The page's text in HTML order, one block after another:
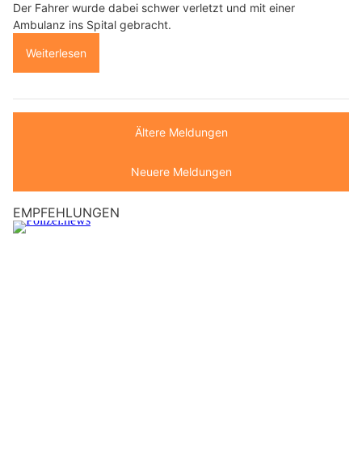
Der Fahrer wurde dabei schwer verletzt und mit einer
Ambulanz ins Spital gebracht.
Weiterlesen
Ältere Meldungen
Neuere Meldungen
EMPFEHLUNGEN